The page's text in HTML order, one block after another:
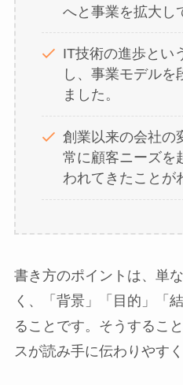
へと事業を拡大し
IT技術の進歩とい
し、事業モデルを
ました。
創業以来の会社の
常に顧客ニーズを
われてきたことが
書き方のポイントは、単
く、「背景」「目的」「
ることです。そうするこ
スが読み手に伝わりやすく